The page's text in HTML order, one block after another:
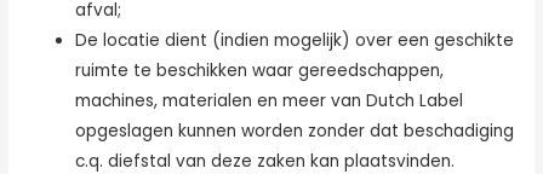
afval;
De locatie dient (indien mogelijk) over een geschikte
ruimte te beschikken waar gereedschappen,
machines, materialen en meer van Dutch Label
opgeslagen kunnen worden zonder dat beschadiging
c.q. diefstal van deze zaken kan plaatsvinden.